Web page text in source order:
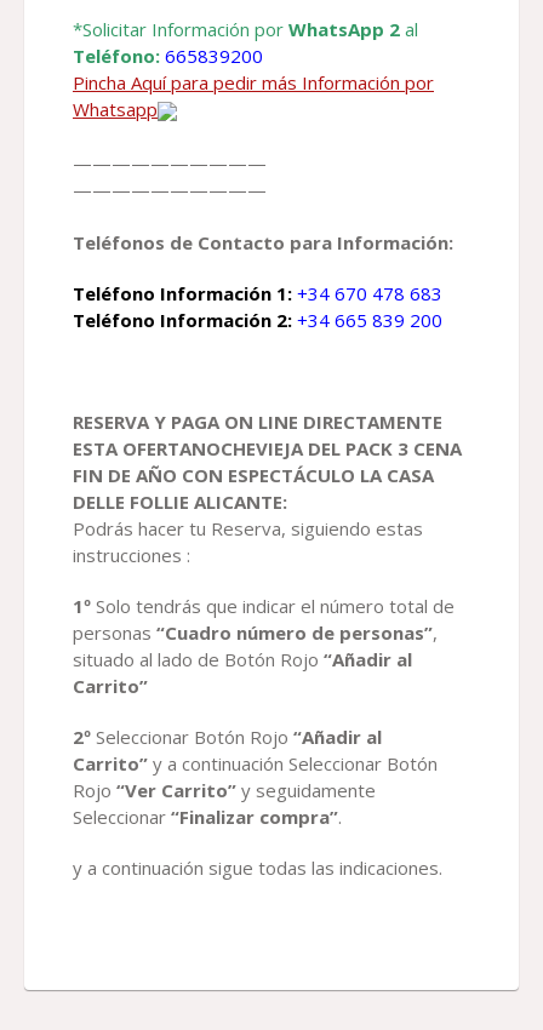
*Solicitar Información por WhatsApp 2 al
Teléfono: 665839200
Pincha Aquí para pedir más Información por
Whatsapp
——————————
——————————
Teléfonos de Contacto para Información:
Teléfono Información 1: +34 670 478 683
Teléfono Información 2: +34 665 839 200
RESERVA Y PAGA ON LINE DIRECTAMENTE
ESTA OFERTANOCHEVIEJA DEL PACK 3 CENA
FIN DE AÑO CON ESPECTÁCULO LA CASA
DELLE FOLLIE ALICANTE:
Podrás hacer tu Reserva, siguiendo estas
instrucciones :
1º Solo tendrás que indicar el número total de
personas “Cuadro número de personas”,
situado al lado de Botón Rojo “Añadir al
Carrito”
2º Seleccionar Botón Rojo “Añadir al
Carrito” y a continuación Seleccionar Botón
Rojo “Ver Carrito” y seguidamente
Seleccionar “Finalizar compra”.
y a continuación sigue todas las indicaciones.